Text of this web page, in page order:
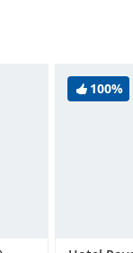
100%